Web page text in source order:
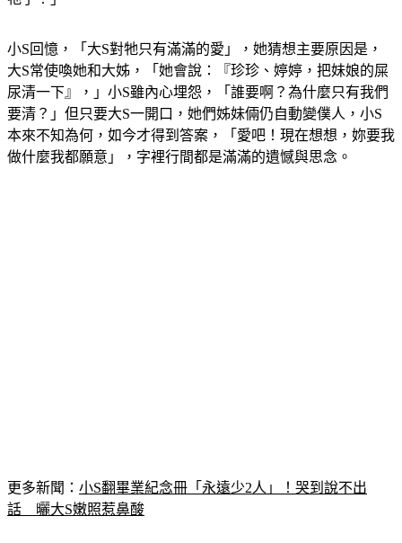
大S常使喚她和大姊，「她會說：『珍珍、婷婷，把妹娘的屎
尿清一下』，」小S雖內心埋怨，「誰要啊？為什麼只有我們
要清？」但只要大S一開口，她們姊妹倆仍自動變僕人，小S
本來不知為何，如今才得到答案，「愛吧！現在想想，妳要我
做什麼我都願意」，字裡行間都是滿滿的遺憾與思念。
話　曬大S嫩照惹鼻酸